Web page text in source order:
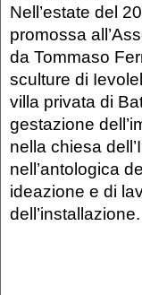
Nell’estate del
promossa
da Tommaso
sculture di
villa privata di
gestazione
nella chiesa
nell’antologica
ideazione e di
dell’installazione.